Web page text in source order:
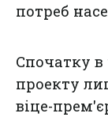
потреб
Спочатку в
проекту
віце-